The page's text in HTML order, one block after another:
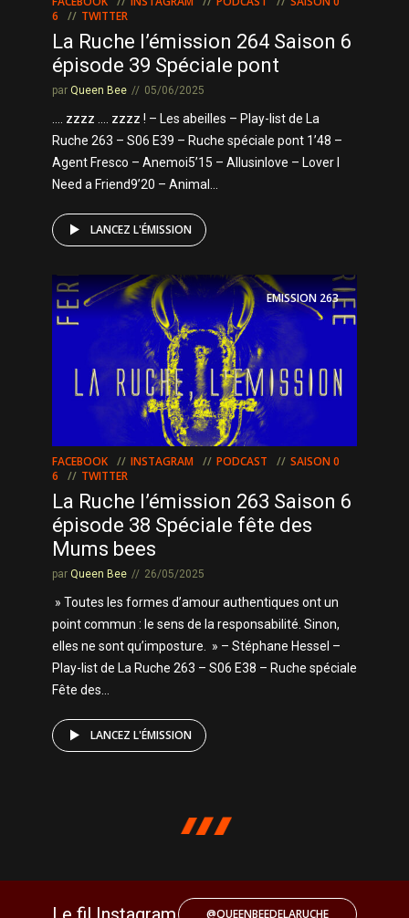
6
TWITTER
La Ruche l’émission 264 Saison 6
épisode 39 Spéciale pont
par Queen Bee 05/06/2025
…. zzzz …. zzzz ! – Les abeilles – Play-list de La
Ruche 263 – S06 E39 – Ruche spéciale pont 1’48 –
Agent Fresco – Anemoi5’15 – Allusinlove – Lover I
Need a Friend9’20 – Animal...
LANCEZ L'ÉMISSION
EMISSION263
FACEBOOK INSTAGRAM PODCAST
SAISON 0
6
TWITTER
La Ruche l’émission 263 Saison 6
épisode 38 Spéciale fête des
Mums bees
par Queen Bee 26/05/2025
» Toutes les formes d’amour authentiques ont un
point commun : le sens de la responsabilité. Sinon,
elles ne sont qu’imposture. » – Stéphane Hessel –
Play-list de La Ruche 263 – S06 E38 – Ruche spéciale
Fête des...
LANCEZ L'ÉMISSION
@QUEENBEEDELARUCHE